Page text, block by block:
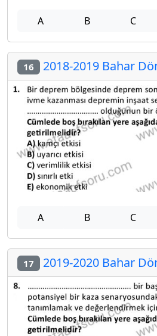
A B C
16 2018-2019 Bahar
A B C
17 2019-2020 Bahar